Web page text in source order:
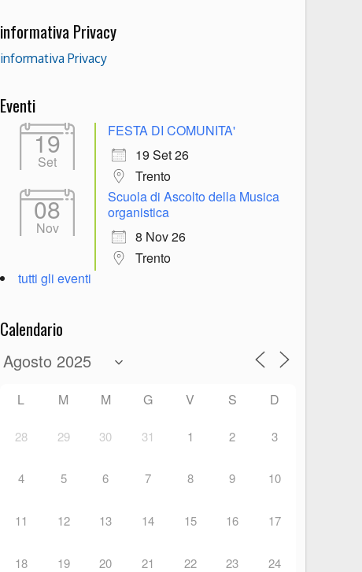
informativa Privacy
informativa Privacy
Eventi
19
Set
FESTA DI COMUNITA'
19 Set 26
Trento
08
Nov
Scuola di Ascolto della Musica
organistica
8 Nov 26
Trento
tutti gli eventi
Calendario
L M M G V S D
28 29 30 31 1 2 3
4 5 6 7 8 9 10
11 12 13 14 15 16 17
18 19 20 21 22 23 24